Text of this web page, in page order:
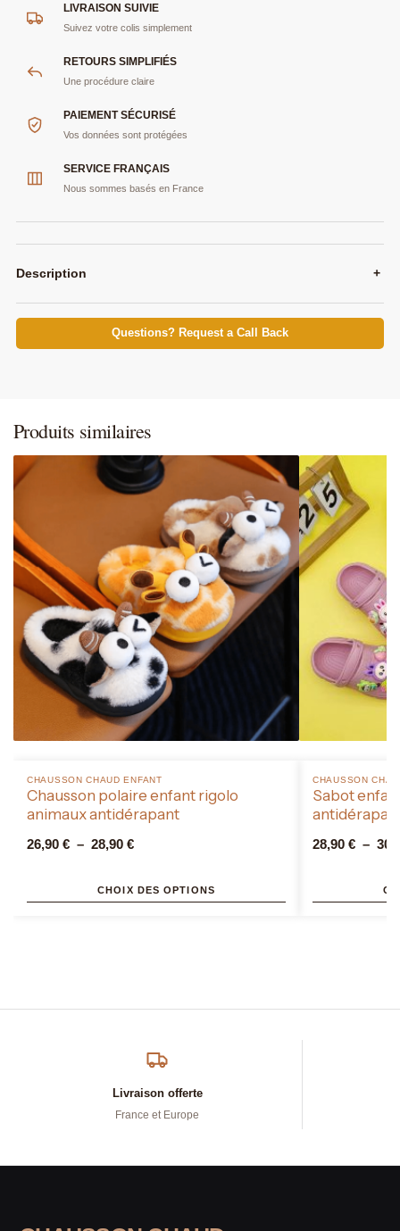
LIVRAISON SUIVIE
Suivez votre colis simplement
RETOURS SIMPLIFIÉS
Une procédure claire
PAIEMENT SÉCURISÉ
Vos données sont protégées
SERVICE FRANÇAIS
Nous sommes basés en France
Description +
Questions? Request a Call Back
Produits similaires
CHAUSSON CHAUD ENFANT​
Chausson polaire enfant rigolo
animaux antidérapant
26,90 € – 28,90 €
CHOIX DES OPTIONS
CHAUSSON
Sabot
28,90 € –
Livraison offerte
France et Europe